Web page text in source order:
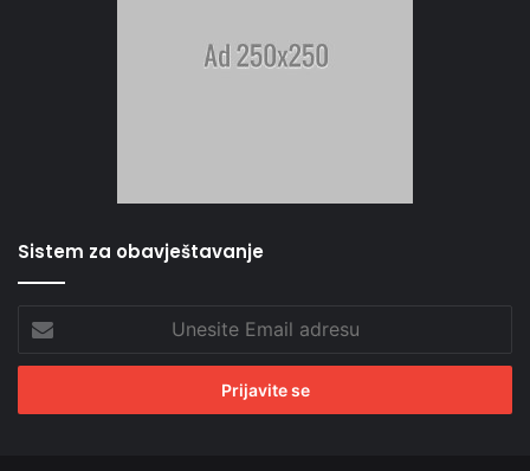
Sistem za obavještavanje
Unesite
Email
adresu